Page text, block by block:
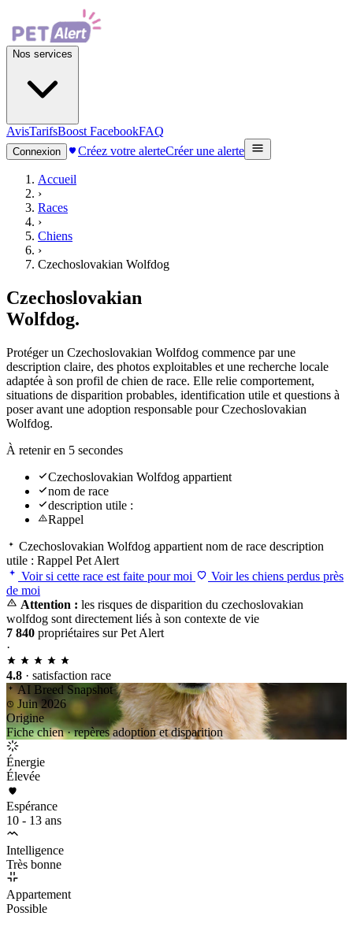
Nos services
AvisTarifsBoost FacebookFAQ
Connexion Créez votre alerteCréer une alerte
Accueil
›
Races
›
Chiens
›
Czechoslovakian Wolfdog
Czechoslovakian
Wolfdog.
Protéger un Czechoslovakian Wolfdog commence par une
description claire, des photos exploitables et une recherche locale
adaptée à son profil de chien de race. Elle relie comportement,
situations de disparition probables, identification utile et questions à
poser avant une adoption responsable pour Czechoslovakian
Wolfdog.
À retenir en 5 secondes
Czechoslovakian Wolfdog appartient
nom de race
description utile :
Rappel
Czechoslovakian Wolfdog appartient nom de race description
utile : Rappel Pet Alert
Voir si cette race est faite pour moi
Voir les chiens perdus près
de moi
Attention : les risques de disparition du czechoslovakian
wolfdog sont directement liés à son contexte de vie
7 840 propriétaires sur Pet Alert
·
4.8 · satisfaction race
AI Breed Snapshot
Juin 2026
Origine
Fiche chien · repères adoption et disparition
Énergie
Élevée
Espérance
10 - 13 ans
Intelligence
Très bonne
Appartement
Possible